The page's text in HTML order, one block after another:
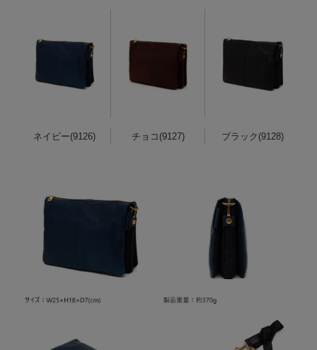
ネイビー(9126) チョコ(9127) ブラック(9128)